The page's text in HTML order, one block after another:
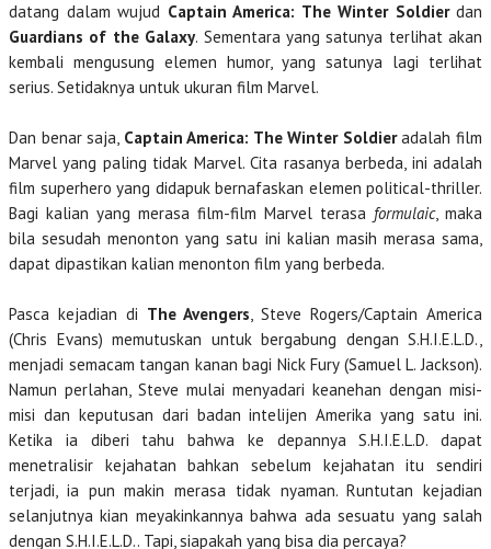
datang dalam wujud Captain America: The Winter Soldierdan
Guardians of the Galaxy. Sementara yang satunya terlihat akan
kembali mengusung elemen humor, yang satunya lagi terlihat
serius. Setidaknya untuk ukuran film Marvel.
Dan benar saja, Captain America: The Winter Soldieradalah film
Marvel yang paling tidak Marvel. Cita rasanya berbeda, ini adalah
film superhero yang didapuk bernafaskan elemen political-thriller.
Bagi kalian yang merasa film-film Marvel terasa formulaic, maka
bila sesudah menonton yang satu ini kalian masih merasa sama,
dapat dipastikan kalian menonton film yang berbeda.
Pasca kejadian di The Avengers, Steve Rogers/Captain America
(Chris Evans) memutuskan untuk bergabung dengan S.H.I.E.L.D.,
menjadi semacam tangan kanan bagi Nick Fury (Samuel L. Jackson).
Namun perlahan, Steve mulai menyadari keanehan dengan misi-
misi dan keputusan dari badan intelijen Amerika yang satu ini.
Ketika ia diberi tahu bahwa ke depannya S.H.I.E.L.D. dapat
menetralisir kejahatan bahkan sebelum kejahatan itu sendiri
terjadi, ia pun makin merasa tidak nyaman. Runtutan kejadian
selanjutnya kian meyakinkannya bahwa ada sesuatu yang salah
dengan S.H.I.E.L.D.. Tapi, siapakah yang bisa dia percaya?